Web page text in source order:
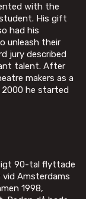
with the
His gift
had his
unleash their
jury described
talent. After
makers as a
2000 he started
90-tal flyttade
vid Amsterdams
1998,